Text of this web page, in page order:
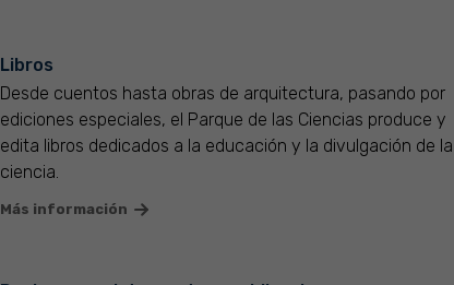
Libros
Desde cuentos hasta obras de arquitectura, pasando por
ediciones especiales, el Parque de las Ciencias produce y
edita libros dedicados a la educación y la divulgación de la
ciencia.
Más información